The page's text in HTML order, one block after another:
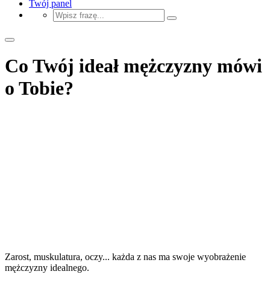
Twój panel
Co Twój ideał mężczyzny mówi
o Tobie?
Zarost, muskulatura, oczy... każda z nas ma swoje wyobrażenie
mężczyzny idealnego.